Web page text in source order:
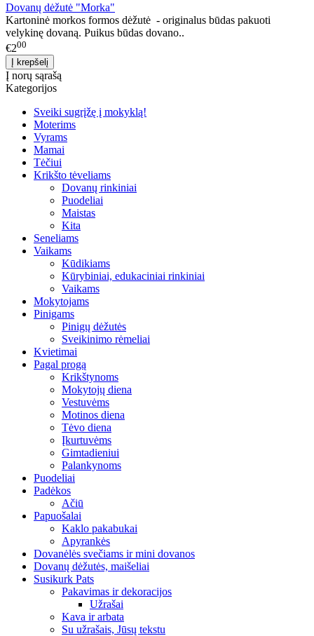
Dovanų dėžutė "Morka"
Kartoninė morkos formos dėžutė - originalus būdas pakuoti
velykinę dovaną. Puikus būdas dovano..
€200
Į norų sąrašą
Kategorijos
Sveiki sugrįžę į mokyklą!
Moterims
Vyrams
Mamai
Tėčiui
Krikšto tėveliams
Dovanų rinkiniai
Puodeliai
Maistas
Kita
Seneliams
Vaikams
Kūdikiams
Kūrybiniai, edukaciniai rinkiniai
Vaikams
Mokytojams
Pinigams
Pinigų dėžutės
Sveikinimo rėmeliai
Kvietimai
Pagal progą
Krikštynoms
Mokytojų diena
Vestuvėms
Motinos diena
Tėvo diena
Įkurtuvėms
Gimtadieniui
Palankynoms
Puodeliai
Padėkos
Ačiū
Papuošalai
Kaklo pakabukai
Apyrankės
Dovanėlės svečiams ir mini dovanos
Dovanų dėžutės, maišeliai
Susikurk Pats
Pakavimas ir dekoracijos
Užrašai
Kava ir arbata
Su užrašais, Jūsų tekstu